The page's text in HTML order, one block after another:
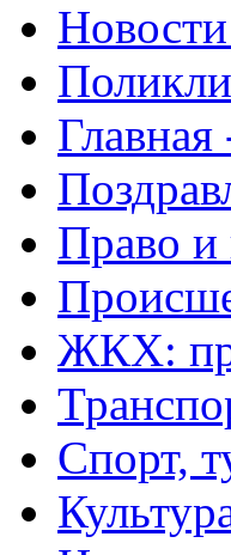
Право и
ЖКХ:
Спорт,